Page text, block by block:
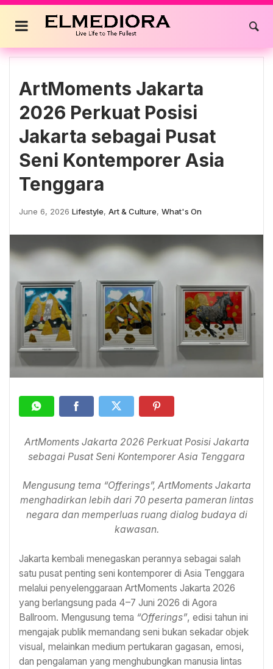
Skip
content
ArtMoments Jakarta
2026 Perkuat Posisi
Jakarta sebagai Pusat
Seni Kontemporer Asia
Tenggara
June 6, 2026 Lifestyle, Art & Culture, What's On
ArtMoments Jakarta 2026 Perkuat Posisi Jakarta
sebagai Pusat Seni Kontemporer Asia Tenggara
Mengusung tema “Offerings”, ArtMoments Jakarta
menghadirkan lebih dari 70 peserta pameran lintas
negara dan memperluas ruang dialog budaya di
kawasan.
Jakarta kembali menegaskan perannya sebagai salah
satu pusat penting seni kontemporer di Asia Tenggara
melalui penyelenggaraan ArtMoments Jakarta 2026
yang berlangsung pada 4–7 Juni 2026 di Agora
Ballroom. Mengusung tema “Offerings”, edisi tahun ini
mengajak publik memandang seni bukan sekadar objek
visual, melainkan medium pertukaran gagasan, emosi,
dan pengalaman yang menghubungkan manusia lintas